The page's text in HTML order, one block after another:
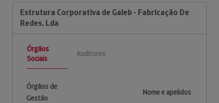
Estrutura Corporativa de Galeb - Fabricação De
Redes, Lda
Órgãos
Sociais
Auditores
Órgãos de
Gestão
Nome e apelidos